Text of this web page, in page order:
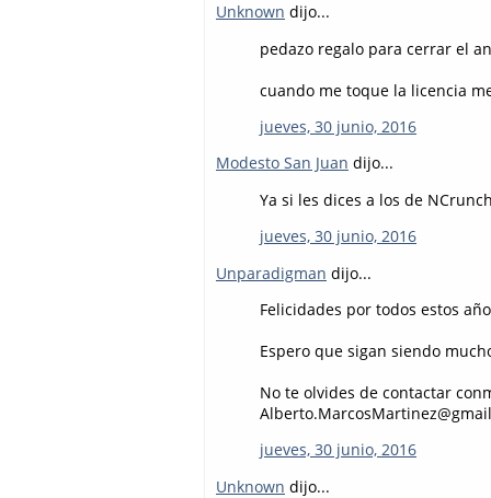
Unknown dijo...
pedazo regalo para cerrar el
cuando me toque la licencia
jueves, 30 junio, 2016
Modesto San Juan dijo...
Ya si les dices a los de
jueves, 30 junio, 2016
Unparadigman dijo...
Felicidades por todos estos
Espero que sigan siendo
No te olvides de contactar
jueves, 30 junio, 2016
Unknown dijo...